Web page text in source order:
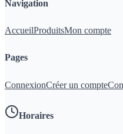
Navigation
AccueilProduitsMon compte
Pages
ConnexionCréer un compte
Horaires